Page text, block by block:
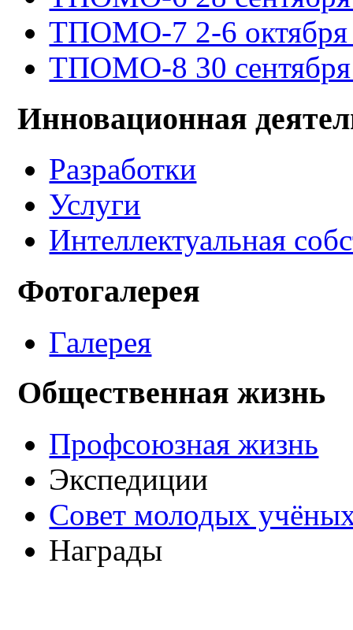
ТПОМО-7 2-6 октября
ТПОМО-8 30 сентября
Инновационная
Разработки
Услуги
Интеллектуальная
Фотогалерея
Галерея
Общественная жизнь
Профсоюзная жизнь
Экспедиции
Совет молодых
Награды